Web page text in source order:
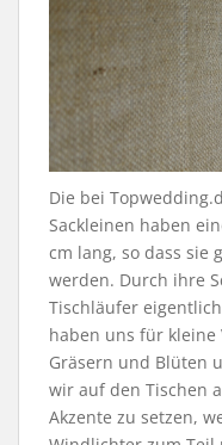
Die bei
Sackleinen haben
cm lang, so dass sie
werden. Durch ihre
Tischläufer
haben uns für kleine
Gräsern und Blüten
wir auf den Tischen
Akzente zu setzen,